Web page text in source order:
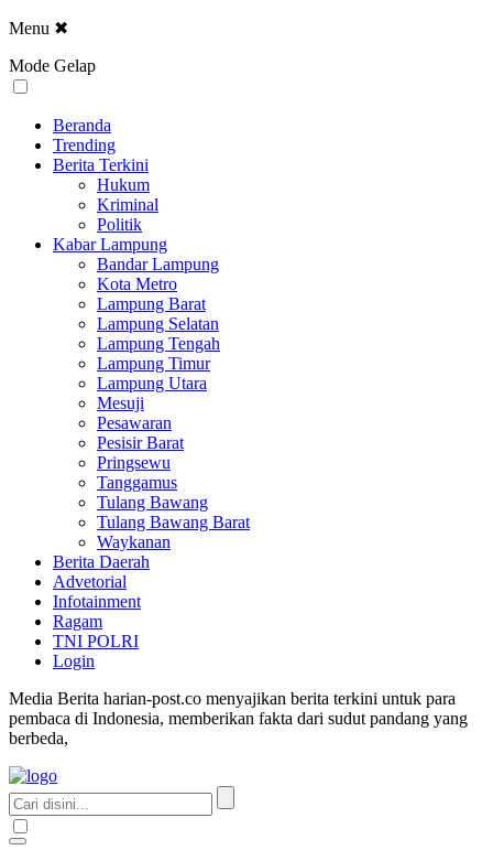
Menu ✖
Mode Gelap
Beranda
Trending
Berita Terkini
Hukum
Kriminal
Politik
Kabar Lampung
Bandar Lampung
Kota Metro
Lampung Barat
Lampung Selatan
Lampung Tengah
Lampung Timur
Lampung Utara
Mesuji
Pesawaran
Pesisir Barat
Pringsewu
Tanggamus
Tulang Bawang
Tulang Bawang Barat
Waykanan
Berita Daerah
Advetorial
Infotainment
Ragam
TNI POLRI
Login
Media Berita harian-post.co menyajikan berita terkini untuk para
pembaca di Indonesia, memberikan fakta dari sudut pandang yang
berbeda,